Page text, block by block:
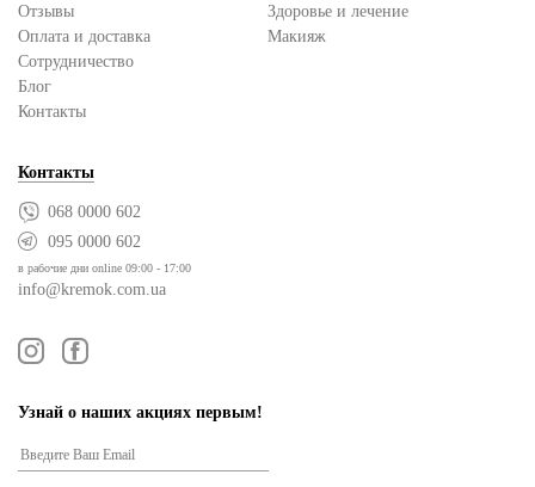
Отзывы
Оплата и доставка
Сотрудничество
Блог
Контакты
Здоровье и лечение
Макияж
Контакты
068 0000 602
095 0000 602
в рабочие дни online 09:00 - 17:00
info@kremok.com.ua
Узнай о наших акциях первым!